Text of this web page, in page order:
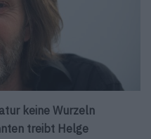
keine Wurzeln
treibt Helge